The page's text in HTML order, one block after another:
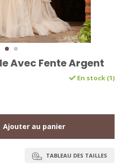
Avec Fente Argent
En stock (1)
Ajouter au panier
TABLEAU DES TAILLES